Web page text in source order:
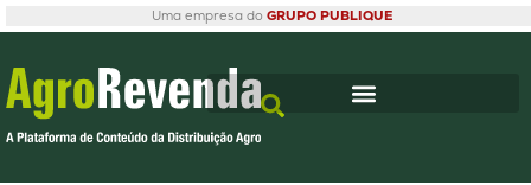
Uma empresa do GRUPO PUBLIQUE